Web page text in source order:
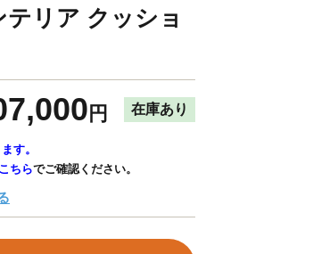
リア クッショ
円 在庫あり
す。
ちらでご確認ください。